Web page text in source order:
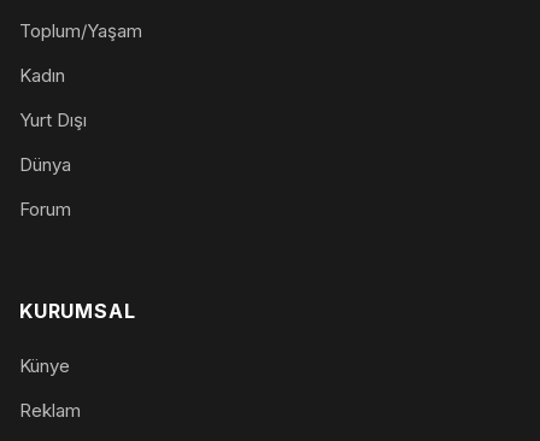
Toplum/Yaşam
Kadın
Yurt Dışı
Dünya
Forum
KURUMSAL
Künye
Reklam